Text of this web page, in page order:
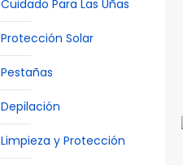
Cuidado Para Las Uñas
Protección Solar
Pestañas
Depilación
Limpieza y Protección